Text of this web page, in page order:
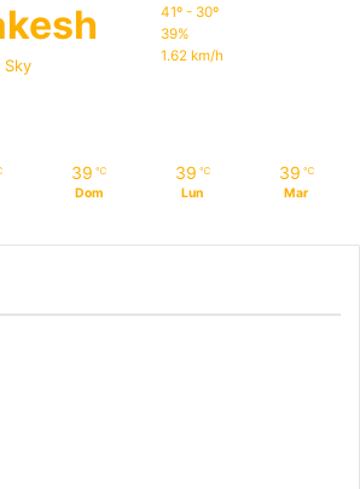
Sky
41º - 30º
39%
1.62 km/h
39 ℃
Dom
39 ℃
Lun
39 ℃
Mar